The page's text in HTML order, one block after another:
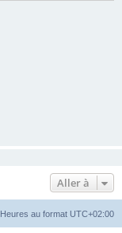
Aller à
Heures au format UTC+02:00